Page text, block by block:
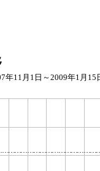
年11月1日～2009年1月15